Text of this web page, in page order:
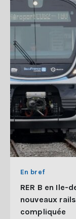
En bref
RER B en Ile-
nouveaux
compliquée